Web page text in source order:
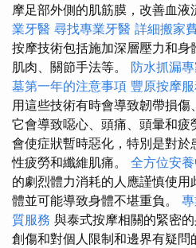
摩足部外側的肌筋膜，改善血液
業牙醫 尋找專業牙醫 詳細搬家
按摩技術包括施加深層壓力和身
肌肉、關節手法等。 防水抓漏
墓第一年的注意事項 豐原按摩
用這些技術有時會導致韌帶損傷
它會導致噁心、頭痛、頭暈和疲
會使症狀暫時惡化，特別是對於
性疲勞和纖維肌痛。 全方位安
的劇烈體力消耗的人應謹慎使
體並可能導致身體不堪重負。
質服務 與泰式按摩相關的緊密
創傷和對個人限制和邊界有疑問